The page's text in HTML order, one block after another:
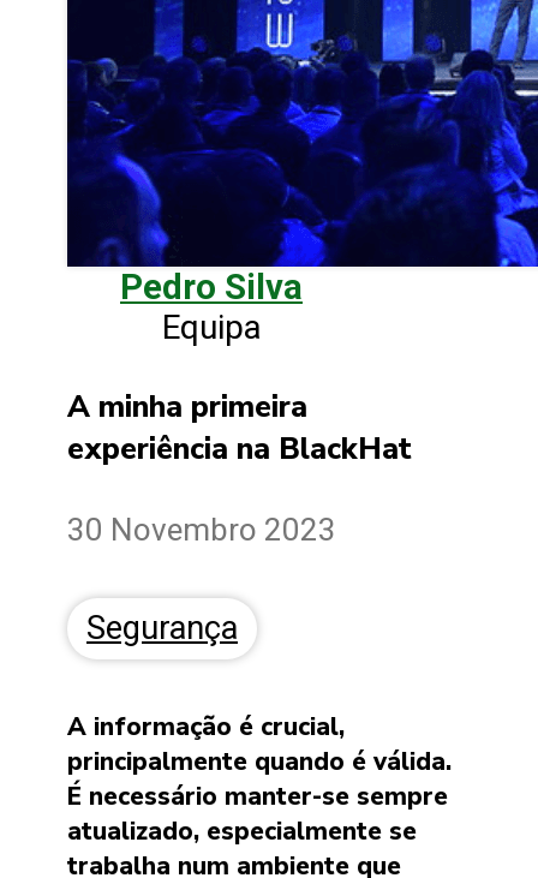
Pedro Silva
Equipa
A minha primeira
experiência na BlackHat
30 Novembro 2023
Segurança
A informação é crucial,
principalmente quando é válida.
É necessário manter-se sempre
atualizado, especialmente se
trabalha num ambiente que